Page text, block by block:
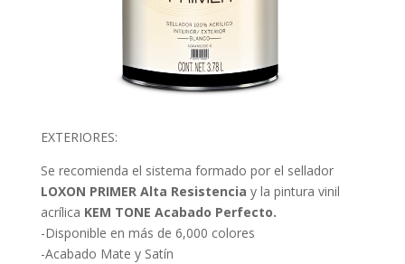
EXTERIORES:
Se recomienda el sistema formado por el sellador
LOXON PRIMER Alta Resistencia y la pintura vinil
acrílica KEM TONE Acabado Perfecto.
-Disponible en más de 6,000 colores
-Acabado Mate y Satín